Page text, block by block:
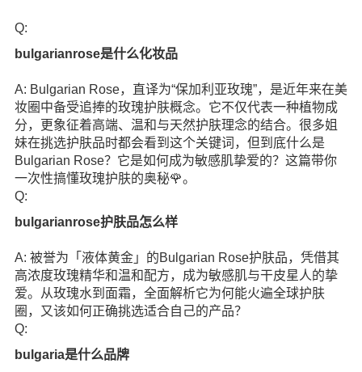
Q:
bulgarianrose是什么化妆品
A: Bulgarian Rose，直译为“保加利亚玫瑰”，是近年来在美
妆圈中备受追捧的玫瑰护肤概念。它不仅代表一种植物成
分，更象征着高端、温和与天然护肤理念的结合。很多姐
妹在挑选护肤品时都会看到这个关键词，但到底什么是
Bulgarian Rose？它是如何成为敏感肌挚爱的？这篇带你
一次性搞懂玫瑰护肤的奥秘🌹。
Q:
bulgarianrose护肤品怎么样
A: 被誉为「液体黄金」的Bulgarian Rose护肤品，凭借其
高浓度玫瑰精华和温和配方，成为敏感肌与干皮星人的挚
爱。从玫瑰水到面霜，全面解析它为何能火遍全球护肤
圈，又该如何正确挑选适合自己的产品？
Q:
bulgaria是什么品牌